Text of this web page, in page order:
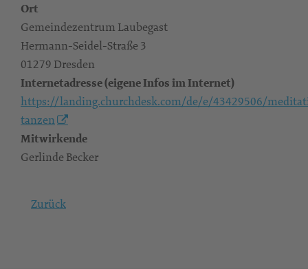
Ort
Gemeindezentrum Laubegast
Hermann-Seidel-Straße 3
01279 Dresden
Internetadresse (eigene Infos im Internet)
https://landing.churchdesk.com/de/e/43429506/
tanzen
Mitwirkende
Gerlinde Becker
Zurück